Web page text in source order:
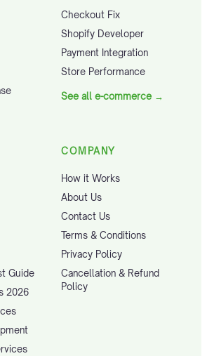
Checkout Fix
Shopify Developer
Payment Integration
Store Performance
See all e-commerce →
Guide
2026
COMPANY
How it Works
About Us
Contact Us
Terms & Conditions
Privacy Policy
Cancellation & Refund
Policy